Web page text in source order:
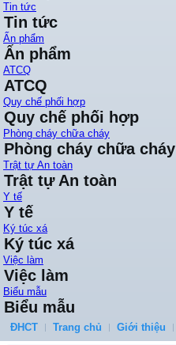
Tin tức
Tin tức
Ấn phẩm
Ấn phẩm
ATCQ
ATCQ
Quy chế phối hợp
Quy chế phối hợp
Phòng cháy chữa cháy
Phòng cháy chữa cháy
Trật tự An toàn
Trật tự An toàn
Y tế
Y tế
Ký túc xá
Ký túc xá
Việc làm
Việc làm
Biểu mẫu
Biểu mẫu
ĐHCT Trang chủ Giới thiệu